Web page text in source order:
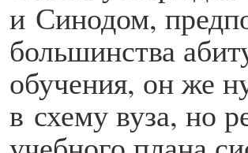
и Синодом,
большинства
обучения, он же
в схему вуза, но